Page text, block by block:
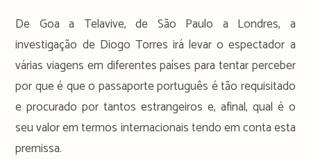
De Goa a Telavive, de São Paulo a Londres, a
investigação de Diogo Torres irá levar o espectador a
várias viagens em diferentes países para tentar perceber
por que é que o passaporte português é tão requisitado
e procurado por tantos estrangeiros e, afinal, qual é o
seu valor em termos internacionais tendo em conta esta
premissa.